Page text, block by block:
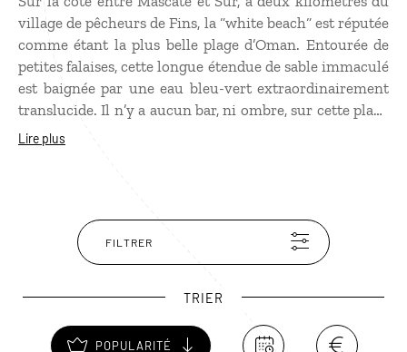
village de pêcheurs de Fins, la “white beach“ est réputée
comme étant la plus belle plage d’Oman. Entourée de
petites falaises, cette longue étendue de sable immaculé
est baignée par une eau bleu-vert extraordinairement
translucide. Il n’y a aucun bar, ni ombre, sur cette plage
sauvage qui exige une bonne protection solaire et des
Lire plus
FILTRER
TRIER
POPULARITÉ